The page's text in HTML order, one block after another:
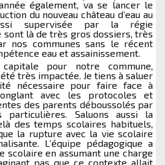
également, va se lancer le
du nouveau château d’eau au
supervisée par la régie
sont là de très gros dossiers, très
nos communes sans le récent
eau et assainissement.
pour notre commune,
très impactée. Je tiens à saluer
nécessaire pour faire face à
avec les protocoles et
des parents déboussolés par
particulières. Saluons aussi la
des temps scolaires habituels,
la rupture avec la vie scolaire
L’équipe pédagogique a
scolaire en assumant une charge
pas que ce contexte allait